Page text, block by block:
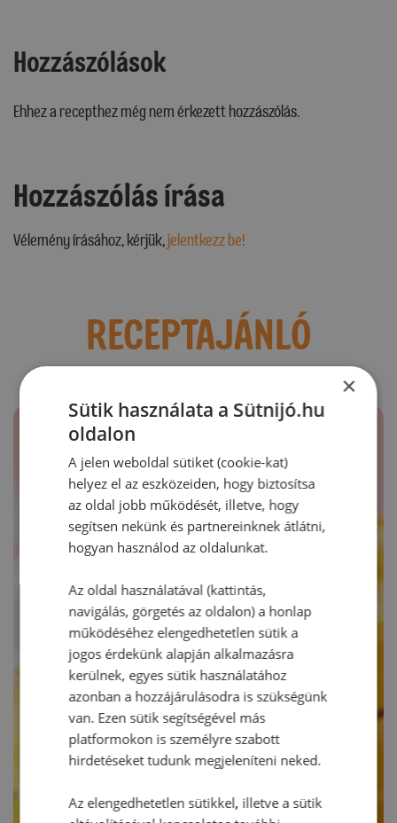
Hozzászólások
Ehhez a recepthez még nem érkezett hozzászólás.
Hozzászólás írása
Vélemény írásához, kérjük,jelentkezz be!
RECEPTAJÁNLÓ
×
Sütik használata a Sütnijó.hu
oldalon
A jelen weboldal sütiket (cookie-kat)
helyez el az eszközeiden, hogy biztosítsa
az oldal jobb működését, illetve, hogy
segítsen nekünk és partnereinknek átlátni,
hogyan használod az oldalunkat.
Az oldal használatával (kattintás,
navigálás, görgetés az oldalon) a honlap
működéséhez elengedhetetlen sütik a
jogos érdekünk alapján alkalmazásra
kerülnek, egyes sütik használatához
azonban a hozzájárulásodra is szükségünk
van. Ezen sütik segítségével más
platformokon is személyre szabott
hirdetéseket tudunk megjeleníteni neked.
Az elengedhetetlen sütikkel, illetve a sütik